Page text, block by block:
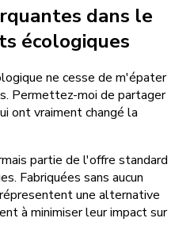
dans le
écologiques
ne cesse de m'épater
Permettez-moi de partager
ont vraiment changé la
partie de l'offre standard
Fabriquées sans aucun
une alternative
à minimiser leur impact sur